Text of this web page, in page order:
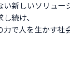
い新しいソリュー
続け、
力で人を生かす社